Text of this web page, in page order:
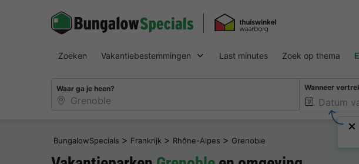
Zoeken Vakantiebestemmingen Last minutes Zoek op thema
Waar ga je heen? Wanneer
BungalowSpecials > Frankrijk > Rhône-Alpes > Grenoble